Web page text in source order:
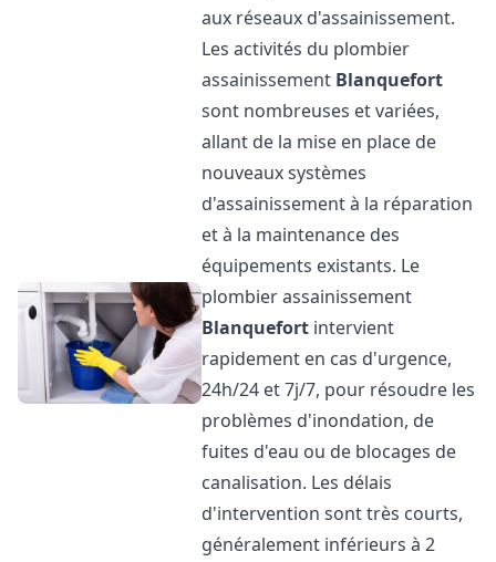
aux réseaux d'assainissement.
Les activités du plombier
assainissement Blanquefort
sont nombreuses et variées,
allant de la mise en place de
nouveaux systèmes
d'assainissement à la réparation
et à la maintenance des
équipements existants. Le
plombier assainissement
Blanquefort intervient
rapidement en cas d'urgence,
24h/24 et 7j/7, pour résoudre les
problèmes d'inondation, de
fuites d'eau ou de blocages de
canalisation. Les délais
d'intervention sont très courts,
généralement inférieurs à 2